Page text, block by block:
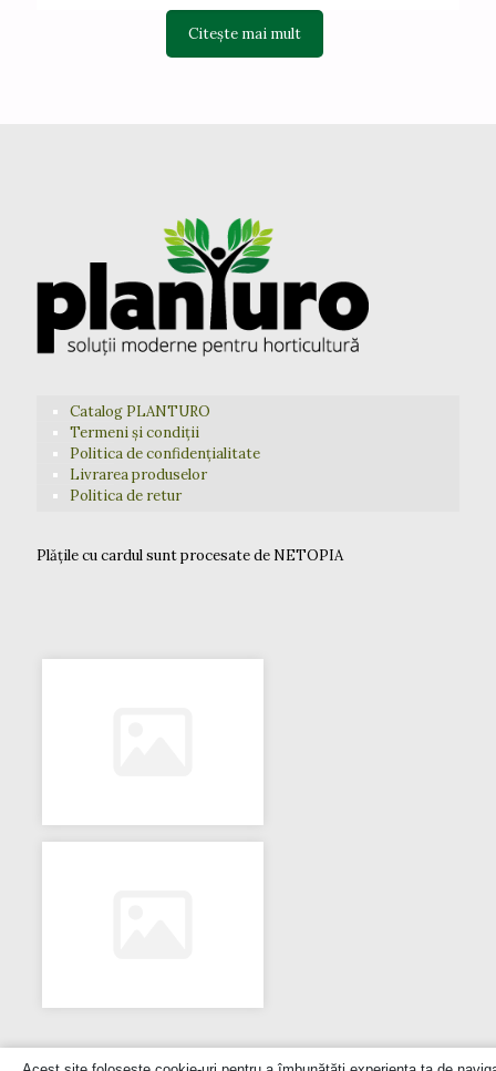
Citește mai mult
Catalog PLANTURO
Termeni și condiții
Politica de confidențialitate
Livrarea produselor
Politica de retur
Plățile cu cardul sunt procesate de NETOPIA